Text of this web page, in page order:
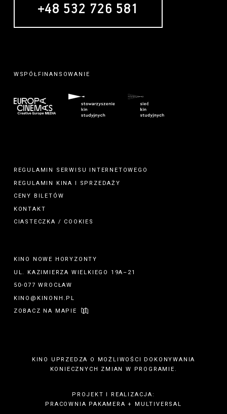
+48 532 726 581
WSPÓŁFINANSOWANIE
REGULAMIN SERWISU INTERNETOWEGO
REGULAMIN KINA I
SPRZEDAŻY
CENY BILETÓW
KONTAKT
CIASTECZKA / COOKIES
KINO NOWE HORYZONTY
UL. KAZIMIERZA WIELKIEGO 19A–21
50-077 WROCŁAW
KINO@KINONH.PL
ZOBACZ NA MAPIE
KINO UPRZEDZA O MOŻLIWOŚCI DOKONYWANIA
KONIECZNYCH ZMIAN W PROGRAMIE.
PROJEKT I REALIZACJA:
PRACOWNIA PAKAMERA + MULTIVERSAL